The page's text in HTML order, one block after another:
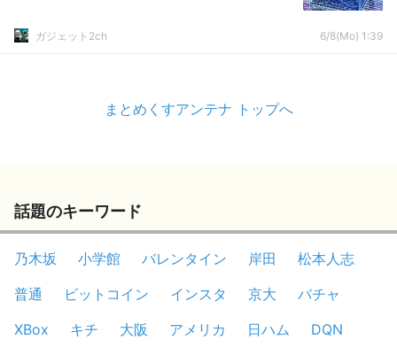
ガジェット2ch 6/8(Mo) 1:39
まとめくすアンテナ トップへ
話題のキーワード
乃木坂 小学館 バレンタイン 岸田
松本人志
普通
ビットコイン インスタ 京大
バチャ
XBox
キチ 大阪 アメリカ 日ハム
DQN